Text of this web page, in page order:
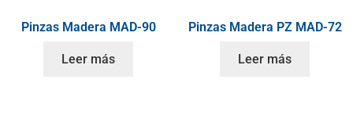
Pinzas Madera MAD-90
Leer más
Pinzas Madera PZ MAD-72
Leer más